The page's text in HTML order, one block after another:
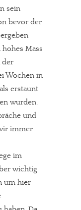
sein
bevor der
Mass
der
Wochen in
erstaunt
wurden.
und
immer
im
wichtig
um hier